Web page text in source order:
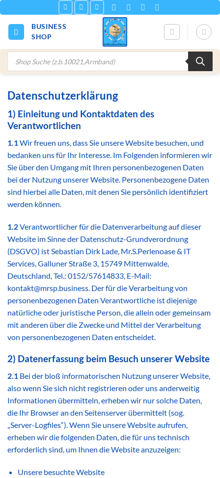
Inhalt
springen
BUSINESS
SHOP
Products
search
Datenschutzerklärung
1) Einleitung und Kontaktdaten des
Verantwortlichen
1.1 Wir freuen uns, dass Sie unsere Website besuchen, und
bedanken uns für Ihr Interesse. Im Folgenden informieren wir
Sie über den Umgang mit Ihren personenbezogenen Daten
bei der Nutzung unserer Website. Personenbezogene Daten
sind hierbei alle Daten, mit denen Sie persönlich identifiziert
werden können.
1.2Verantwortlicher für die Datenverarbeitung auf dieser
Website im Sinne der Datenschutz-Grundverordnung
(DSGVO) ist Sebastian Dirk Lade, Mr.S.Perlenoase & IT
Services, Galluner Straße 3, 15749 Mittenwalde,
Deutschland, Tel.: 0152/57614833, E-Mail:
kontakt@mrsp.business. Der für die Verarbeitung von
personenbezogenen Daten Verantwortliche ist diejenige
natürliche oder juristische Person, die allein oder gemeinsam
mit anderen über die Zwecke und Mittel der Verarbeitung
von personenbezogenen Daten entscheidet.
2) Datenerfassung beim Besuch unserer Website
2.1 Bei der bloß informatorischen Nutzung unserer Website,
also wenn Sie sich nicht registrieren oder uns anderweitig
Informationen übermitteln, erheben wir nur solche Daten,
die Ihr Browser an den Seitenserver übermittelt (sog.
„Server-Logfiles“). Wenn Sie unsere Website aufrufen,
erheben wir die folgenden Daten, die für uns technisch
erforderlich sind, um Ihnen die Website anzuzeigen:
Unsere besuchte Website